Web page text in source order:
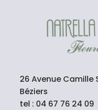
26 Avenue Camille
Béziers
tel : 04 67 76 24 09